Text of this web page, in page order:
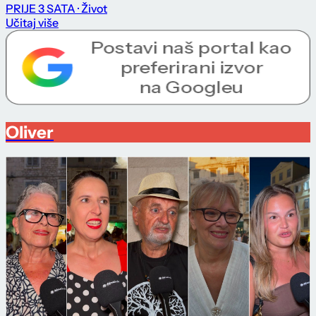
PRIJE 3 SATA · Život
Učitaj više
Oliver